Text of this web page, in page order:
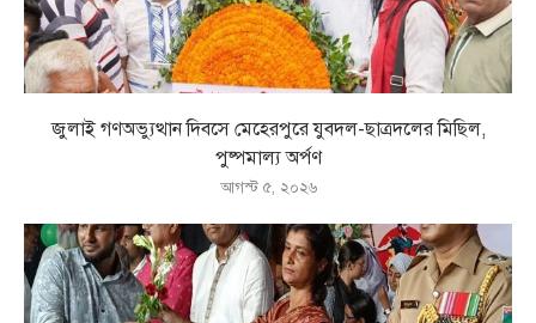
জুলাই গণঅভ্যুত্থান দিবসে মেহেরপুরে যুবদল-ছাত্রদলের মিছিল,
পুষ্পমাল্য অর্পণ
আগস্ট ৫, ২০২৬